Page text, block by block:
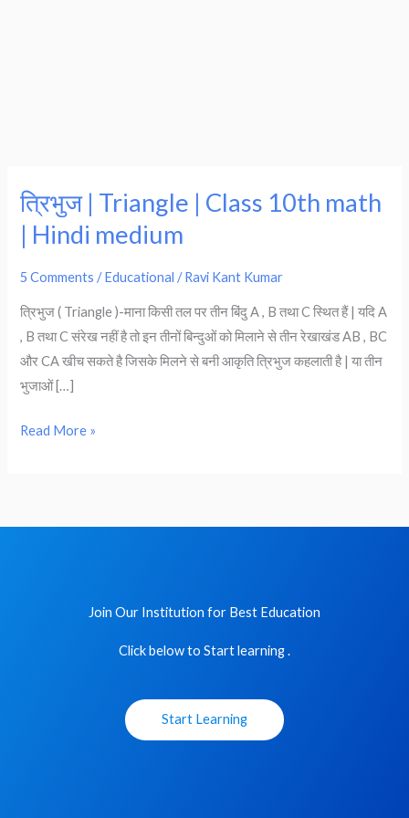
त्रिभुज | Triangle | Class 10th math
| Hindi medium
5 Comments /Educational /Ravi Kant Kumar
त्रिभुज ( Triangle )-माना किसी तल पर तीन बिंदु A , B तथा C स्थित हैं | यदि A
, B तथा C संरेख नहीं है तो इन तीनों बिन्दुओं को मिलाने से तीन रेखाखंड AB , BC
और CA खीच सकते है जिसके मिलने से बनी आकृति त्रिभुज कहलाती है | या तीन
भुजाओं […]
त्रिभुज
|
Triangle
|
10th
math
|
Hindi
Read More »
Join Our Institution for Best Education
Click below to Start learning .
Start Learning